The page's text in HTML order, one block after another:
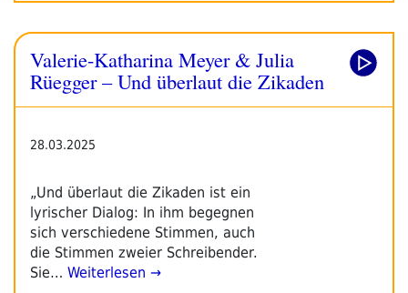
Valerie-Katharina Meyer & Julia
Rüegger – Und überlaut die Zikaden
28.03.2025
„Und überlaut die Zikaden ist ein
lyrischer Dialog: In ihm begegnen
sich verschiedene Stimmen, auch
die Stimmen zweier Schreibender.
Sie… Weiterlesen →